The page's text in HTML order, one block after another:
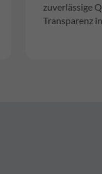
zuverlässige
Transparenz